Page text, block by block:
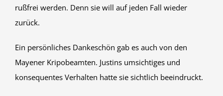
rußfrei werden. Denn sie will auf jeden Fall wieder
zurück.
Ein persönliches Dankeschön gab es auch von den
Mayener Kripobeamten. Justins umsichtiges und
konsequentes Verhalten hatte sie sichtlich beeindruckt.